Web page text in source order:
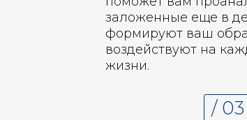
заложенные еще в
формируют ваш
воздействуют на
жизни.
/ 03